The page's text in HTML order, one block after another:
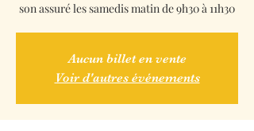
son assuré les samedis matin de 9h30 à 11h30
Aucun billet en vente
Voir d'autres événements